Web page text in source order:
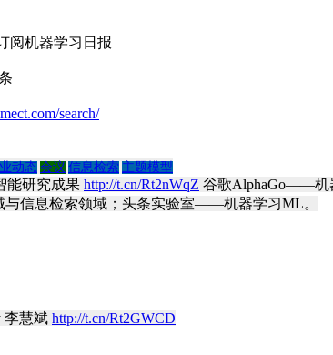
阅机器学习日报
search/
动态 会议 信息检索 主题模型
能研究成果 http://t.cn/Rt2nWqZ 谷歌AlphaGo——机
信息检索领域；头条实验室——机器学习ML。
李慧斌 http://t.cn/Rt2GWCD